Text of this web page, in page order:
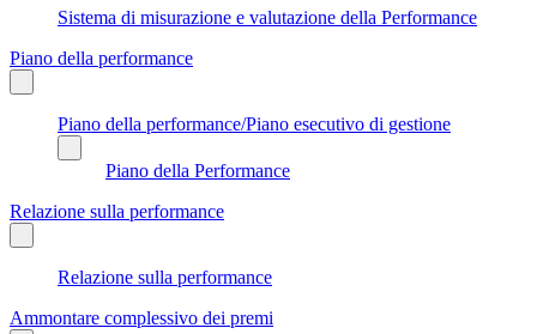
Sistema di misurazione e valutazione della Performance
Piano della performance
Piano della performance/Piano esecutivo di gestione
Piano della Performance
Relazione sulla performance
Relazione sulla performance
Ammontare complessivo dei premi